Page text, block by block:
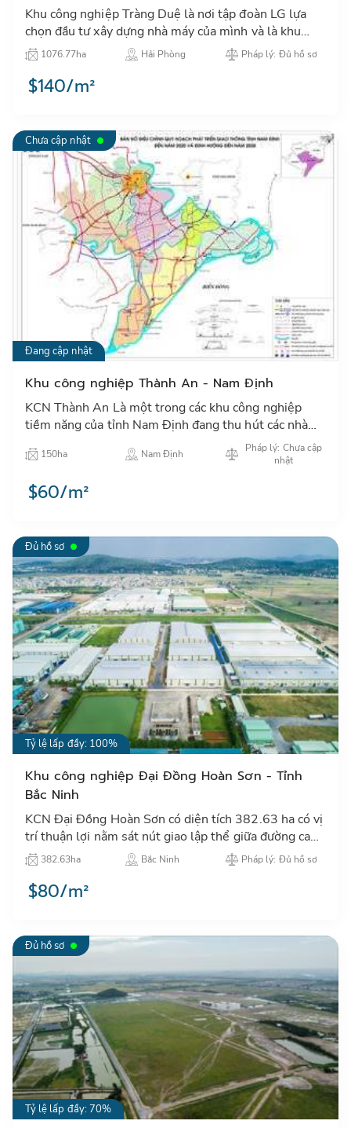
Khu công nghiệp Tràng Duệ là nơi tập đoàn LG lựa
chọn đầu tư xây dựng nhà máy của mình và là khu
công nghiệp có hạ tầng công nghiệp đồng bộ, hiện
đại…
1076.77ha Hải Phòng Pháp lý: Đủ hồ sơ
$140/m²
Chưa cập nhật
Đang cập nhật
Khu công nghiệp Thành An - Nam Định
KCN Thành An Là một trong các khu công nghiệp
tiềm năng của tỉnh Nam Định đang thu hút các nhà
đầu tư trong và ngoài nước đặc biệt các NĐT Nhật
Bản, Hàn Quốc, Đ…
150ha Nam Định
Pháp lý: Chưa cập
nhật
$60/m²
Đủ hồ sơ
Tỷ lệ lấp đầy: 100%
Khu công nghiệp Đại Đồng Hoàn Sơn - Tỉnh
Bắc Ninh
KCN Đại Đồng Hoàn Sơn có diện tích 382.63 ha có vị
trí thuận lợi nằm sát nút giao lập thể giữa đường cao
tốc Hà Nội-Lạng Sơn và đường tỉnh lộ 295…
382.63ha Bắc Ninh Pháp lý: Đủ hồ sơ
$80/m²
Đủ hồ sơ
Tỷ lệ lấp đầy: 70%